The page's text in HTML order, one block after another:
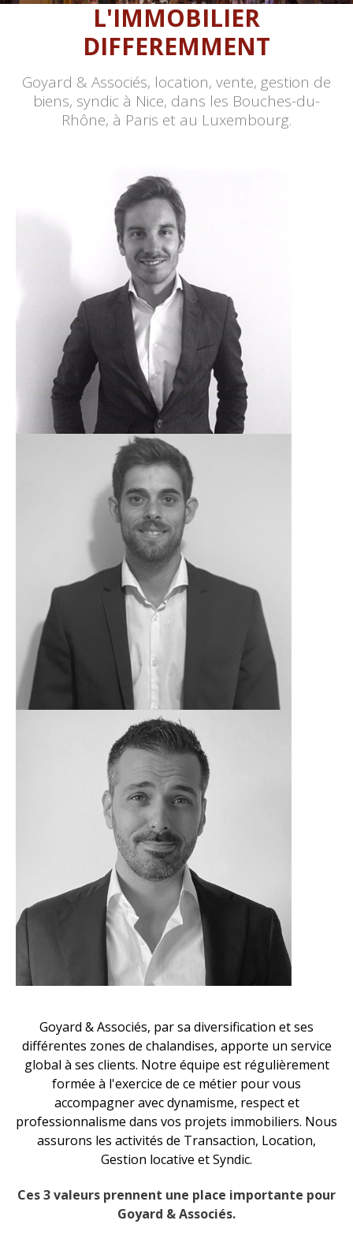
L'IMMOBILIER
DIFFEREMMENT
Goyard & Associés, location, vente, gestion de
biens, syndic à Nice, dans les Bouches-du-
Rhône, à Paris et au Luxembourg.
Goyard & Associés, par sa diversification et ses
différentes zones de chalandises, apporte un service
global à ses clients. Notre équipe est régulièrement
formée à l'exercice de ce métier pour vous
accompagner avec dynamisme, respect et
professionnalisme dans vos projets immobiliers. Nous
assurons les activités de Transaction, Location,
Gestion locative et Syndic.
Ces 3 valeurs prennent une place importante pour
Goyard & Associés.